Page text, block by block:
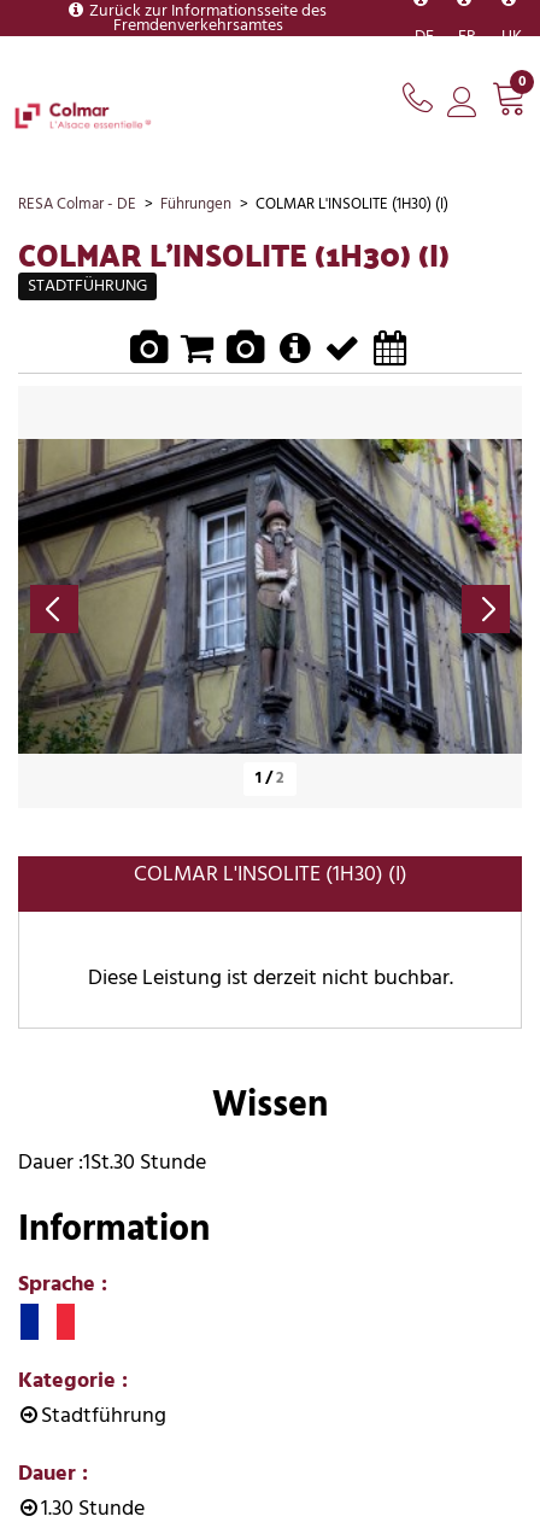
Zurück zur Informationsseite des
Fremdenverkehrsamtes DE FR UK
0
RESA Colmar - DE > Führungen > COLMAR L'INSOLITE (1H30) (I)
COLMAR L'INSOLITE (1H30) (I)
STADTFÜHRUNG
1/2
COLMAR L'INSOLITE (1H30) (I)
Diese Leistung ist derzeit nicht buchbar.
Wissen
Dauer :1St.30 Stunde
Information
Sprache :
Kategorie :
Stadtführung
Dauer :
1.30 Stunde